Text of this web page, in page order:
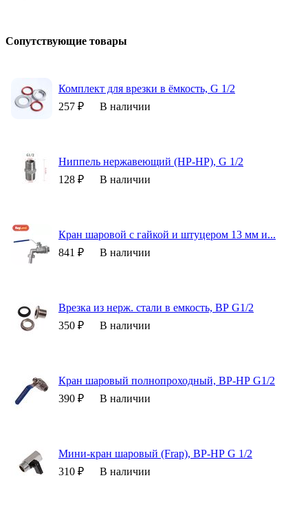
Сопутствующие товары
Комплект для врезки в ёмкость, G 1/2
257 ₽
В наличии
Ниппель нержавеющий (НР-НР), G 1/2
128 ₽
В наличии
Кран шаровой с гайкой и штуцером 13 мм и...
841 ₽
В наличии
Врезка из нерж. стали в емкость, ВР G1/2
350 ₽
В наличии
Кран шаровый полнопроходный, ВР-НР G1/2
390 ₽
В наличии
Мини-кран шаровый (Frap), ВР-НР G 1/2
310 ₽
В наличии